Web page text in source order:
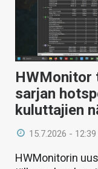
HWMonitor
sarjan
kuluttajien
15.7.2026 - 12:39
HWMonitorin